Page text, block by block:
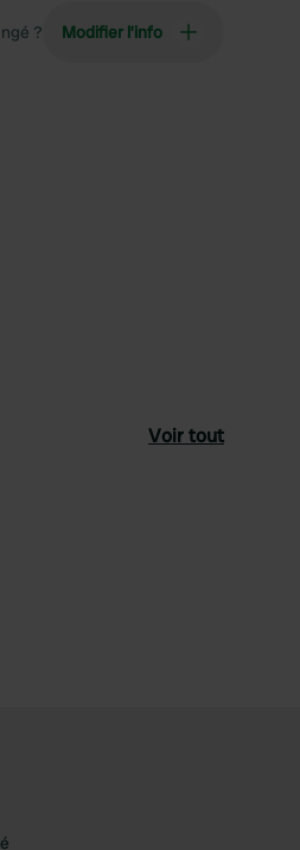
? Modifier l’info
Voir tout